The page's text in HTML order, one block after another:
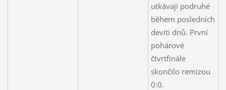
utkávají podruhé
během posledních
devíti dnů. První
pohárové
čtvrtfinále
skončilo remízou
0:0.